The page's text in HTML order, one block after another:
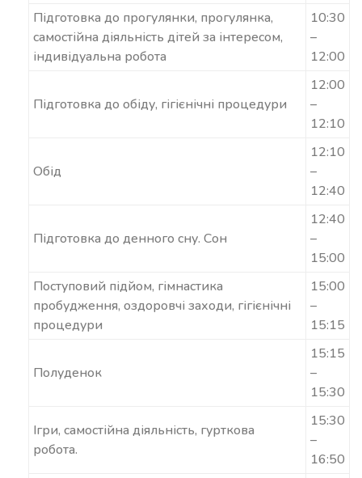
Підготовка до прогулянки, прогулянка,
самостійна діяльність дітей за інтересом,
індивідуальна робота
10:30
–
12:00
Підготовка до обіду, гігієнічні процедури
12:00
–
12:10
Обід
12:10
–
12:40
Підготовка до денного сну. Сон
12:40
–
15:00
Поступовий підйом, гімнастика
пробудження, оздоровчі заходи, гігієнічні
процедури
15:00
–
15:15
Полуденок
15:15
–
15:30
Ігри, самостійна діяльність, гурткова
робота.
15:30
–
16:50